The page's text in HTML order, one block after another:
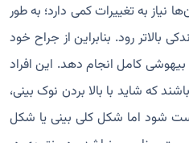
نیاز به تغییرات کمی دارد؛ به طور
بالاتر رود. بنابراین از جراح خود
کامل انجام دهد. این افراد
که شاید با بالا بردن نوک بینی،
شود اما شکل کلی بینی یا شکل